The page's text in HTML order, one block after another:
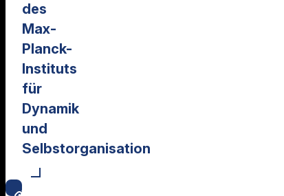
des
Max-
Planck-
Instituts
für
Dynamik
und
Selbstorganisation